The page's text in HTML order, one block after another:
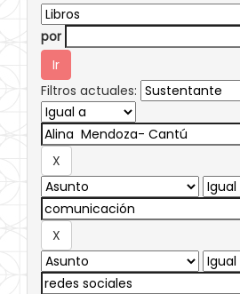
por
Filtros actuales: